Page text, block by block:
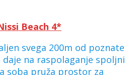
Beach 4*
svega 200m od poznate
na raspolaganje spoljni
soba pruža prostor za